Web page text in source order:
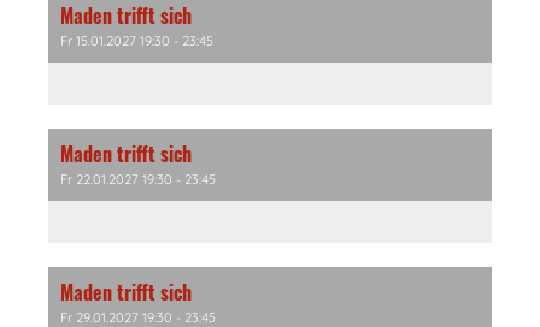
Maden trifft sich
Fr 15.01.2027 19:30 - 23:45
Maden trifft sich
Fr 22.01.2027 19:30 - 23:45
Maden trifft sich
Fr 29.01.2027 19:30 - 23:45